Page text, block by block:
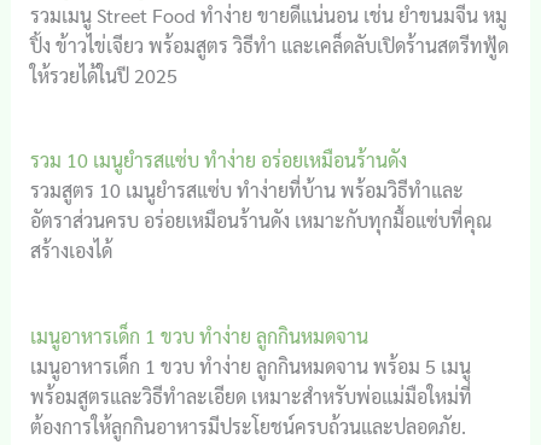
รวมเมนู Street Food ทำง่าย ขายดีแน่นอน เช่น ยำขนมจีน หมู
ปิ้ง ข้าวไข่เจียว พร้อมสูตร วิธีทำ และเคล็ดลับเปิดร้านสตรีทฟู้ด
ให้รวยได้ในปี 2025
รวม 10 เมนูยำรสแซ่บ ทำง่าย อร่อยเหมือนร้านดัง
รวมสูตร 10 เมนูยำรสแซ่บ ทำง่ายที่บ้าน พร้อมวิธีทำและ
อัตราส่วนครบ อร่อยเหมือนร้านดัง เหมาะกับทุกมื้อแซ่บที่คุณ
สร้างเองได้
เมนูอาหารเด็ก 1 ขวบ ทำง่าย ลูกกินหมดจาน
เมนูอาหารเด็ก 1 ขวบ ทำง่าย ลูกกินหมดจาน พร้อม 5 เมนู
พร้อมสูตรและวิธีทำละเอียด เหมาะสำหรับพ่อแม่มือใหม่ที่
ต้องการให้ลูกกินอาหารมีประโยชน์ครบถ้วนและปลอดภัย.